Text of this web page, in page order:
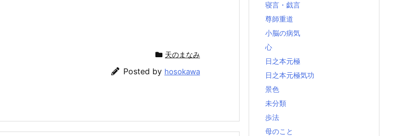
天のまなみ
Posted by hosokawa
寝言・戯言
尊師重道
小脳の病気
心
日之本元極
日之本元極気功
景色
未分類
歩法
母のこと